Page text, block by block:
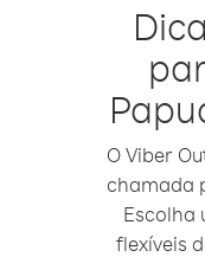
O Viber
chamada
Escolha
flexíveis